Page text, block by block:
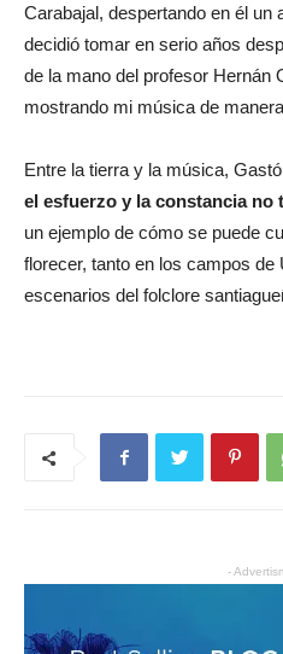
Carabajal, despertando en él un
decidió tomar en serio años
de la mano del profesor Hernán
mostrando mi música de
Entre la tierra y la música,
el esfuerzo y la constancia no
un ejemplo de cómo se puede
florecer, tanto en los campos de
escenarios del folclore
-